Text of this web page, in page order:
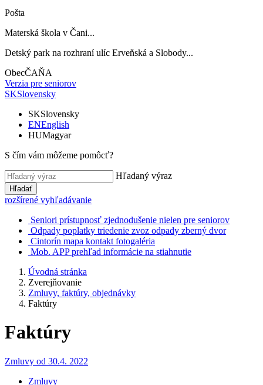
Pošta
Materská škola v Čani...
Detský park na rozhraní ulíc Erveňská a Slobody...
ObecČAŇA
Verzia pre seniorov
SKSlovensky
SKSlovensky
ENEnglish
HUMagyar
S čím vám môžeme pomôcť?
Hľadaný výraz
Hľadať
rozšírené vyhľadávanie
Seniori prístupnosť zjednodušenie nielen pre seniorov
Odpady poplatky triedenie zvoz odpady zberný dvor
Cintorín mapa kontakt fotogaléria
Mob. APP prehľad informácie na stiahnutie
Úvodná stránka
Zverejňovanie
Zmluvy, faktúry, objednávky
Faktúry
Faktúry
Zmluvy od 30.4. 2022
Zmluvy